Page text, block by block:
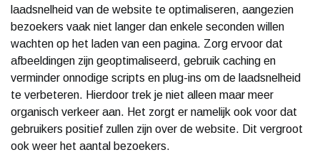
laadsnelheid van de website te optimaliseren, aangezien
bezoekers vaak niet langer dan enkele seconden willen
wachten op het laden van een pagina. Zorg ervoor dat
afbeeldingen zijn geoptimaliseerd, gebruik caching en
verminder onnodige scripts en plug-ins om de laadsnelheid
te verbeteren. Hierdoor trek je niet alleen maar meer
organisch verkeer aan. Het zorgt er namelijk ook voor dat
gebruikers positief zullen zijn over de website. Dit vergroot
ook weer het aantal bezoekers.